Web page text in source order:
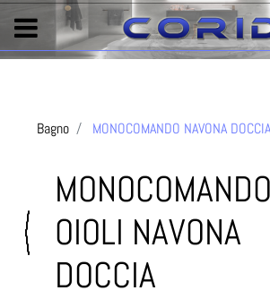
Bagno MONOCOMANDO NAVONA
MONOCOMANDO
OIOLI NAVONA
DOCCIA